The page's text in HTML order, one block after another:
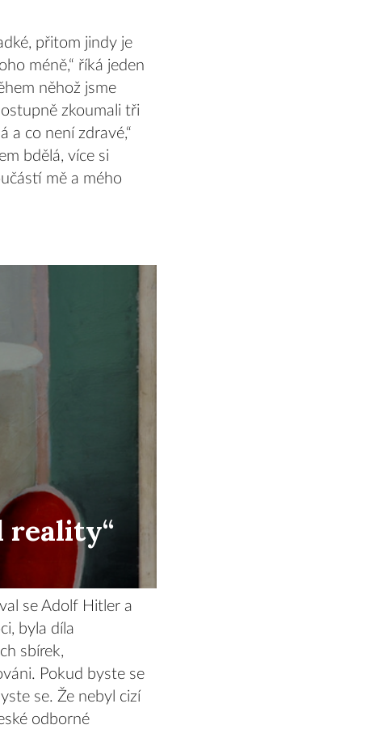
přitom jindy je
méně,“ říká jeden
něhož jsme
zkoumali tři
a co není zdravé,“
bdělá, více si
mě a mého
reality“
se Adolf Hitler a
byla díla
sbírek,
Pokud byste se
se. Že nebyl cizí
odborné